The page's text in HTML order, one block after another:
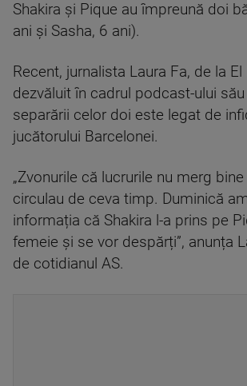
Shakira și Pique au împreună doi
ani și Sasha, 6 ani).
Recent, jurnalista Laura Fa, de la
dezvăluit în cadrul podcast-ului
separării celor doi este legat de
jucătorului Barcelonei.
„Zvonurile că lucrurile nu merg
circulau de ceva timp. Duminică
informația că Shakira l-a prins pe
femeie și se vor despărți”, anunța
de cotidianul AS.